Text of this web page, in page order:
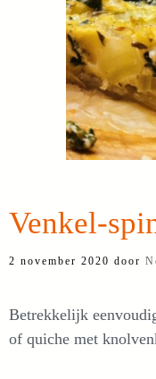
Venkel-
2 november 2020 door
Betrekkelijk
of quiche met